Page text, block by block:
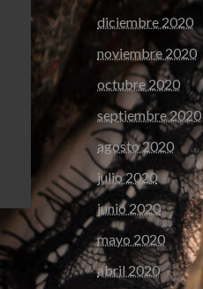
diciembre 2020
noviembre 2020
octubre 2020
septiembre 2020
agosto 2020
julio 2020
junio 2020
mayo 2020
abril 2020